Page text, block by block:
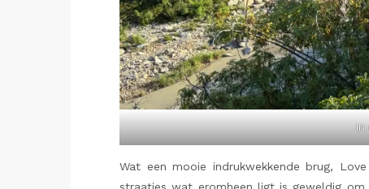
In
Wat een mooie indrukwekkende brug,
straatjes wat eromheen ligt is geweldig